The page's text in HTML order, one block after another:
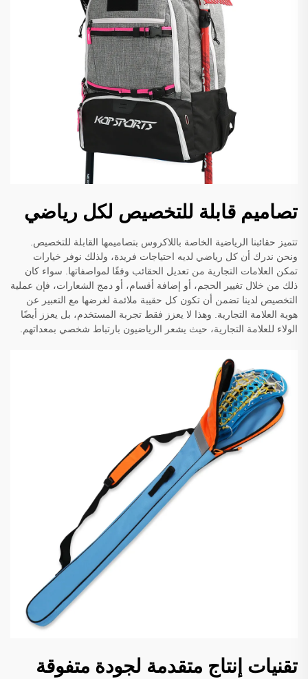
تصاميم قابلة للتخصيص لكل رياضي
تتميز حقائبنا الرياضية الخاصة باللاكروس بتصاميمها القابلة للتخصيص.
ونحن ندرك أن كل رياضي لديه احتياجات فريدة، ولذلك نوفر خيارات
تمكن العلامات التجارية من تعديل الحقائب وفقًا لمواصفاتها. سواء كان
ذلك من خلال تغيير الحجم، أو إضافة أقسام، أو دمج الشعارات، فإن عملية
التخصيص لدينا تضمن أن تكون كل حقيبة ملائمة لغرضها مع التعبير عن
هوية العلامة التجارية. وهذا لا يعزز فقط تجربة المستخدم، بل يعزز أيضًا
الولاء للعلامة التجارية، حيث يشعر الرياضيون بارتباط شخصي بمعداتهم.
تقنيات إنتاج متقدمة لجودة متفوقة